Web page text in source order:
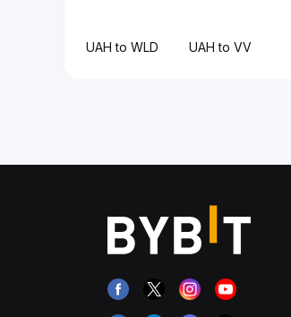
UAH to WLD UAH to VV